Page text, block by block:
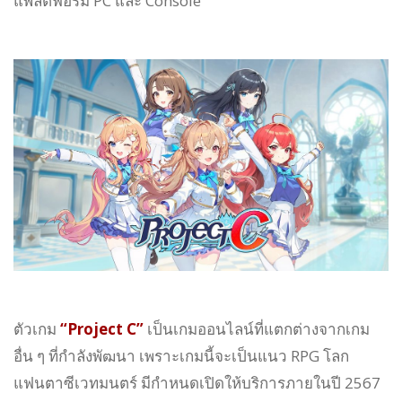
ตัวเกม “Project C” เป็นเกมออนไลน์ที่แตกต่างจากเกม
อื่น ๆ ที่กำลังพัฒนา เพราะเกมนี้จะเป็นแนว RPG โลก
แฟนตาซีเวทมนตร์ มีกำหนดเปิดให้บริการภายในปี 2567